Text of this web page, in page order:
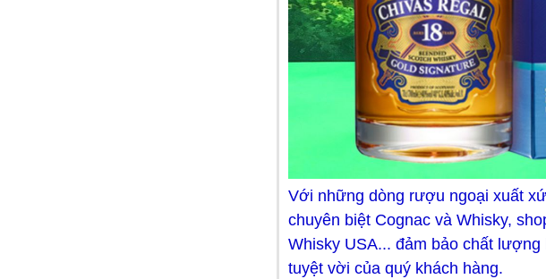
Với những dòng rượu ngoại xuất
chuyên biệt Cognac và Whisky,
Whisky USA... đảm bảo chất
tuyệt vời của quý khách hàng.